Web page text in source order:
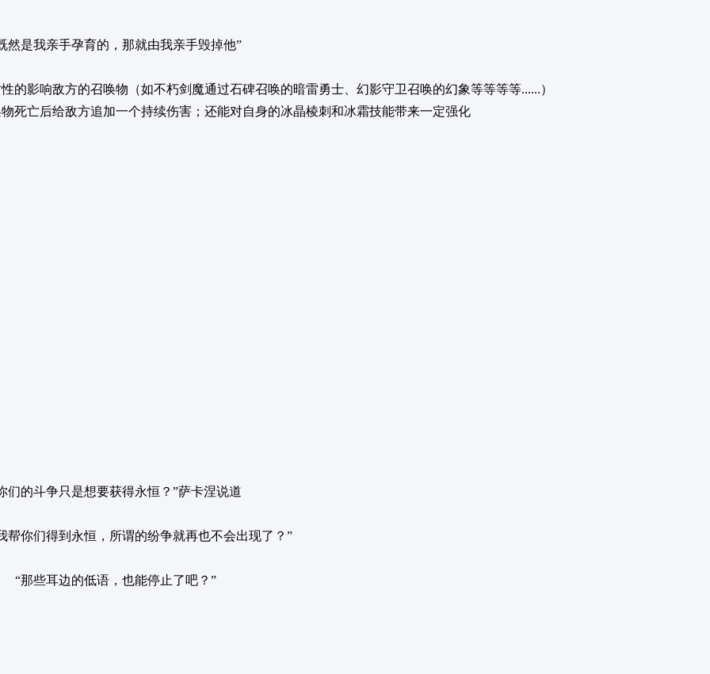
然是我亲手孕育的，那就由我亲手毁掉他”
影响敌方的召唤物（如不朽剑魔通过石碑召唤的暗雷勇士、幻影守卫召唤的幻象等等等等......）
死亡后给敌方追加一个持续伤害；还能对自身的冰晶棱刺和冰霜技能带来一定强化
们的斗争只是想要获得永恒？”萨卡涅说道
帮你们得到永恒，所谓的纷争就再也不会出现了？”
“那些耳边的低语，也能停止了吧？”